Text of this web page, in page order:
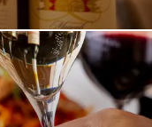
ますが、特におすす
るバルでありたい」
税込価格、お酒もだい
に少しづつ種類やライ